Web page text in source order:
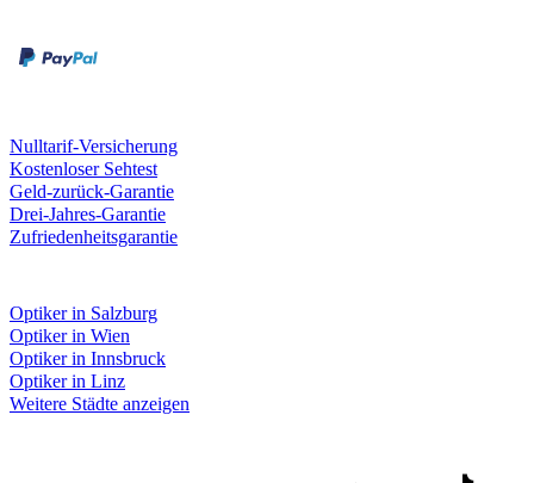
Nulltarif-Versicherung
Kostenloser Sehtest
Geld-zurück-Garantie
Drei-Jahres-Garantie
Zufriedenheitsgarantie
Optiker in Salzburg
Optiker in Wien
Optiker in Innsbruck
Optiker in Linz
Weitere Städte anzeigen